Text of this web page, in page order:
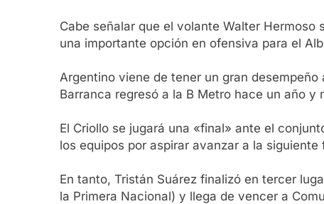
Cabe señalar que el volante Walter
una importante opción en ofensiva para el
Argentino viene de tener un gran
Barranca regresó a la B Metro hace un año
El Criollo se jugará una «final» ante el
los equipos por aspirar avanzar a la siguiente
En tanto, Tristán Suárez finalizó en tercer
la Primera Nacional) y llega de vencer a